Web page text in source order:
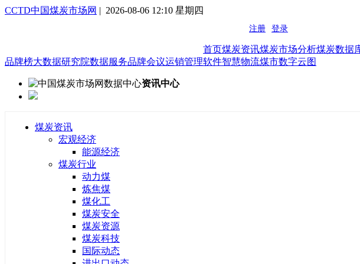
CCTD中国煤炭市场网 | 2026-08-06 12:10 星期四
首页煤炭资讯煤炭市场分析煤炭数据
品牌榜大数据研究院数据服务品牌会议运销管理软件智慧物流煤市数字云图
资讯中心
煤炭资讯
宏观经济
能源经济
煤炭行业
动力煤
炼焦煤
煤化工
煤炭安全
煤炭资源
煤炭科技
国际动态